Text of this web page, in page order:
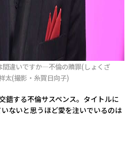
間違いですか―不倫の贖罪(しょくざ
太(撮影・糸賀日向子)
錯する不倫サスペンス。タイトルに
ないと思うほど愛を注いでいるのは